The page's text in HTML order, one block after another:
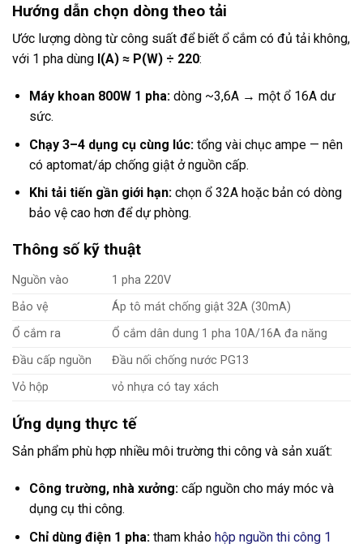
Hướng dẫn chọn dòng theo tải
Ước lượng dòng từ công suất để biết ổ cắm có đủ tải không,
với 1 pha dùng I(A) ≈ P(W) ÷ 220:
Máy khoan 800W 1 pha:dòng ~3,6A → một ổ 16A dư
sức.
Chạy 3–4 dụng cụ cùng lúc:tổng vài chục ampe — nên
có aptomat/áp chống giật ở nguồn cấp.
Khi tải tiến gần giới hạn:chọn ổ 32A hoặc bản có dòng
bảo vệ cao hơn để dự phòng.
Thông số kỹ thuật
Nguồn vào
1 pha 220V
Bảo vệ
Áp tô mát chống giật 32A (30mA)
Ổ cắm ra
Ổ cắm dân dung 1 pha 10A/16A đa năng
Đầu cấp nguồn
Đầu nối chống nước PG13
Vỏ hộp
vỏ nhựa có tay xách
Ứng dụng thực tế
Sản phẩm phù hợp nhiều môi trường thi công và sản xuất:
Công trường, nhà xưởng:cấp nguồn cho máy móc và
dụng cụ thi công.
Chỉ dùng điện 1 pha:tham khảo hộp nguồn thi công 1